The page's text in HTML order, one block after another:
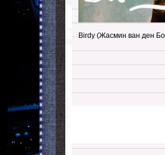
Birdy (Жасмин ван ден